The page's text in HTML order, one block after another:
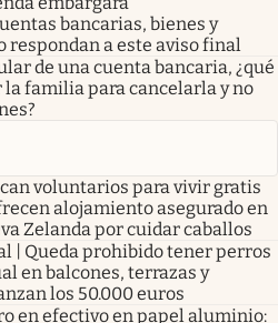
bancarias, bienes y
respondan a este aviso final
de una cuenta bancaria, ¿qué
familia para cancelarla y no
voluntarios para vivir gratis
alojamiento asegurado en
Zelanda por cuidar caballos
| Queda prohibido tener perros
en balcones, terrazas y
los 50.000 euros
en efectivo en papel aluminio: